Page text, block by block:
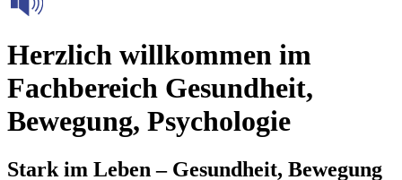
Herzlich willkommen im
Fachbereich Gesundheit,
Bewegung, Psychologie
Stark im Leben – Gesundheit, Bewegung